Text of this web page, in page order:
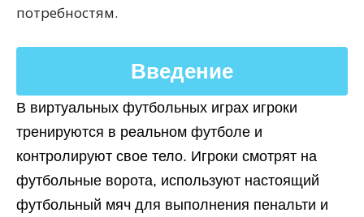
потребностям.
Введение
В виртуальных футбольных играх игроки
тренируются в реальном футболе и
контролируют свое тело. Игроки смотрят на
футбольные ворота, используют настоящий
футбольный мяч для выполнения пенальти и